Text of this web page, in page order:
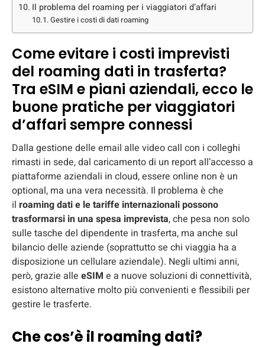
Il problema del roaming per i viaggiatori d’affari
Gestire i costi di dati roaming
Come evitare i costi imprevisti
del roaming dati in trasferta?
Tra eSIM e piani aziendali, ecco le
buone pratiche per viaggiatori
d’affari sempre connessi
Dalla gestione delle email alle video call con i colleghi
rimasti in sede, dal caricamento di un report all’accesso a
piattaforme aziendali in cloud, essere online non è un
optional, ma una vera necessità. Il problema è che
il roaming dati e le tariffe internazionali possono
trasformarsi in una spesa imprevista, che pesa non solo
sulle tasche del dipendente in trasferta, ma anche sul
bilancio delle aziende (soprattutto se chi viaggia ha a
disposizione un cellulare aziendale). Negli ultimi anni,
però, grazie alle eSIM e a nuove soluzioni di connettività,
esistono alternative molto più convenienti e flessibili per
gestire le trasferte.
Che cos’è il roaming dati?